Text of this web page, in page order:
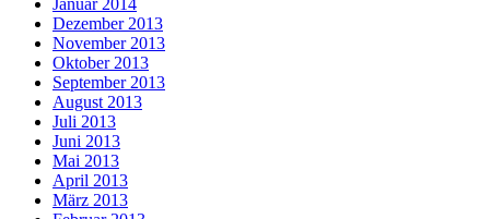
Januar 2014
Dezember 2013
November 2013
Oktober 2013
September 2013
August 2013
Juli 2013
Juni 2013
Mai 2013
April 2013
März 2013